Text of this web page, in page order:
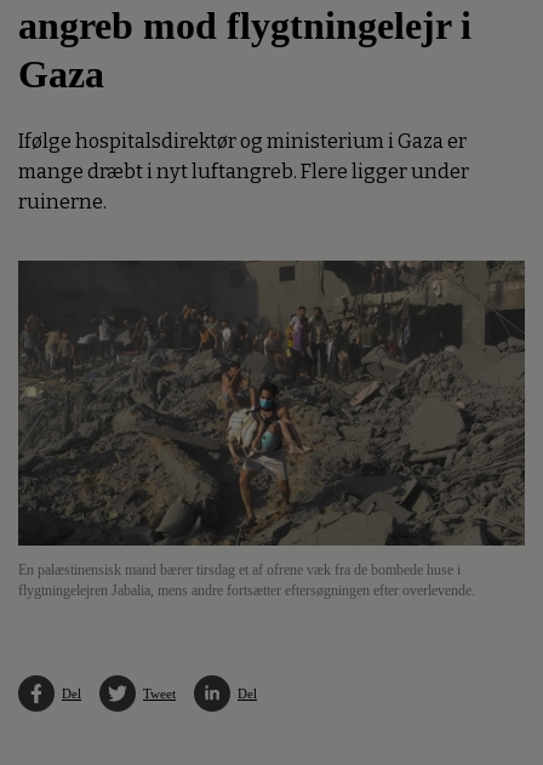
angreb mod flygtningelejr i
Gaza
Ifølge hospitalsdirektør og ministerium i Gaza er
mange dræbt i nyt luftangreb. Flere ligger under
ruinerne.
En palæstinensisk mand bærer tirsdag et af ofrene væk fra de bombede huse i
flygtningelejren Jabalia, mens andre fortsætter eftersøgningen efter overlevende.
Del Tweet Del